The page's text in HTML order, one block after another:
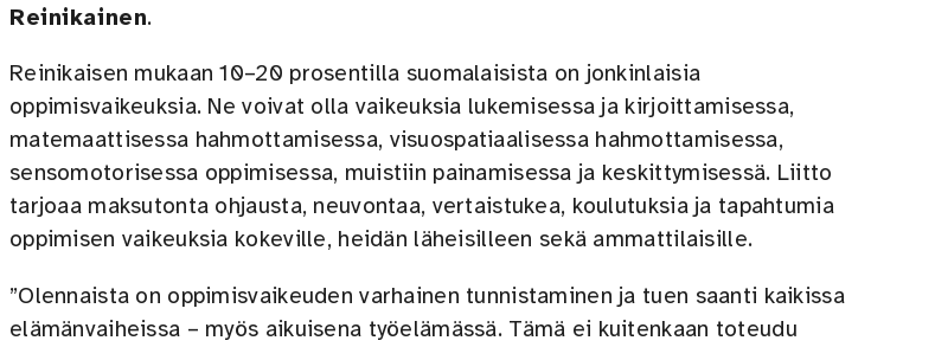
Reinikainen.
Reinikaisen mukaan 10–20 prosentilla suomalaisista on jonkinlaisia
oppimisvaikeuksia. Ne voivat olla vaikeuksia lukemisessa ja kirjoittamisessa,
matemaattisessa hahmottamisessa, visuospatiaalisessa hahmottamisessa,
sensomotorisessa oppimisessa, muistiin painamisessa ja keskittymisessä. Liitto
tarjoaa maksutonta ohjausta, neuvontaa, vertaistukea, koulutuksia ja tapahtumia
oppimisen vaikeuksia kokeville, heidän läheisilleen sekä ammattilaisille.
”Olennaista on oppimisvaikeuden varhainen tunnistaminen ja tuen saanti kaikissa
elämänvaiheissa – myös aikuisena työelämässä. Tämä ei kuitenkaan toteudu